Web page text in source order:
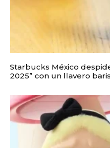
Starbucks México
2025” con un llavero